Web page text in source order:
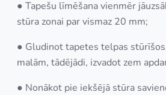
● Tapešu līmēšana vienmēr
stūra zonai par vismaz 20 mm;
● Gludinot tapetes telpas
malām, tādējādi, izvadot zem
● Nonākot pie iekšējā stūra